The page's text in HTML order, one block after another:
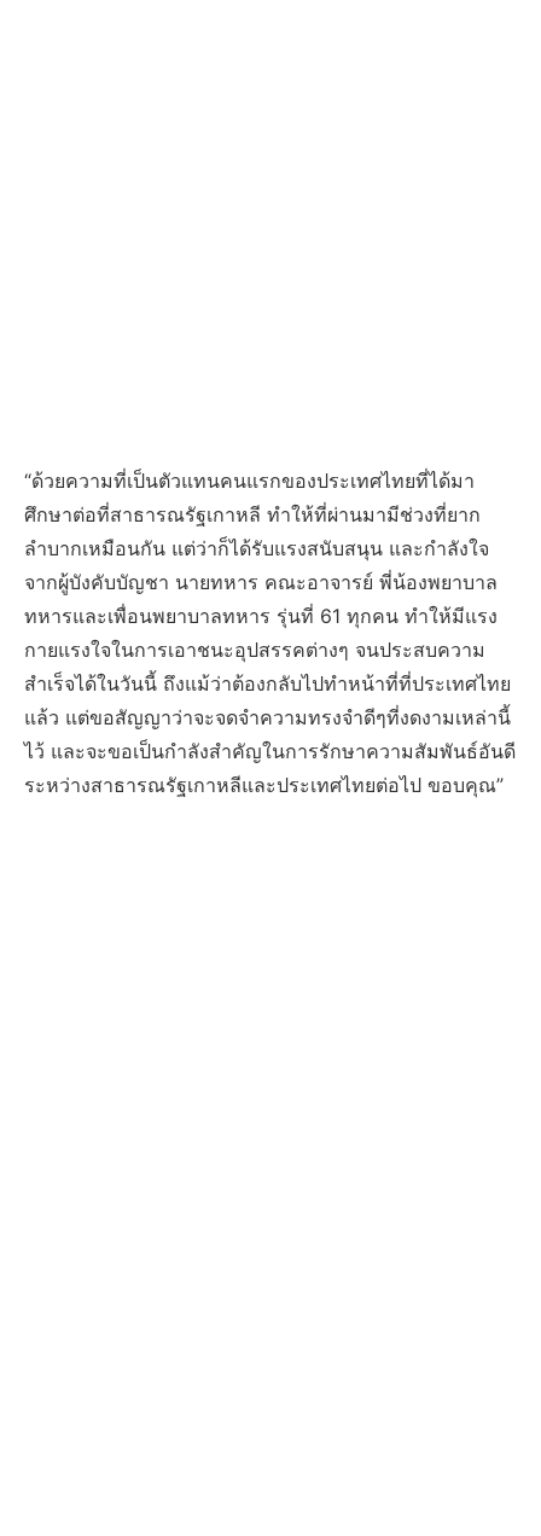
“ด้วยความที่เป็นตัวแทนคนแรกของประเทศไทยที่ได้มา
ศึกษาต่อที่สาธารณรัฐเกาหลี ทำให้ที่ผ่านมามีช่วงที่ยาก
ลำบากเหมือนกัน แต่ว่าก็ได้รับแรงสนับสนุน และกำลังใจ
จากผู้บังคับบัญชา นายทหาร คณะอาจารย์ พี่น้องพยาบาล
ทหารและเพื่อนพยาบาลทหาร รุ่นที่ 61 ทุกคน ทำให้มีแรง
กายแรงใจในการเอาชนะอุปสรรคต่างๆ จนประสบความ
สำเร็จได้ในวันนี้ ถึงแม้ว่าต้องกลับไปทำหน้าที่ที่ประเทศไทย
แล้ว แต่ขอสัญญาว่าจะจดจำความทรงจำดีๆที่งดงามเหล่านี้
ไว้ และจะขอเป็นกำลังสำคัญในการรักษาความสัมพันธ์อันดี
ระหว่างสาธารณรัฐเกาหลีและประเทศไทยต่อไป ขอบคุณ”